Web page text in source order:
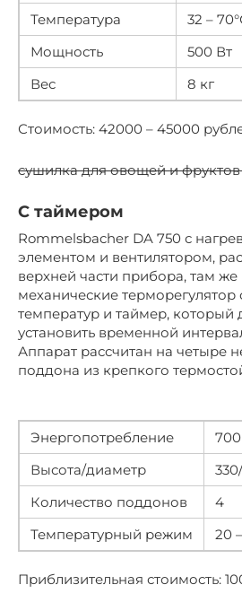
Температура
32 –
Мощность
500 Вт
Вес
8 кг
Стоимость: 42000 – 45000
сушилка для овощей и фруктов
С таймером
Rommelsbacher DA 750 с
элементом и вентилятором,
верхней части прибора, там же
механические
температур и таймер, который
установить временной
Аппарат рассчитан на четыре
поддона из крепкого
Энергопотребление
Высота/диаметр
Количество поддонов
4
Температурный режим
20
Приблизительная стоимость: